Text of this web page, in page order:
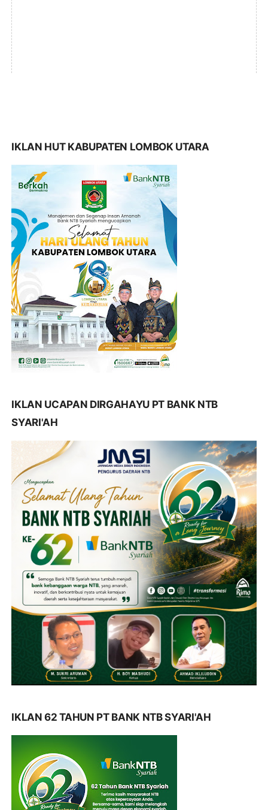
IKLAN HUT KABUPATEN LOMBOK UTARA
IKLAN UCAPAN DIRGAHAYU PT BANK NTB
SYARI'AH
IKLAN 62 TAHUN PT BANK NTB SYARI'AH